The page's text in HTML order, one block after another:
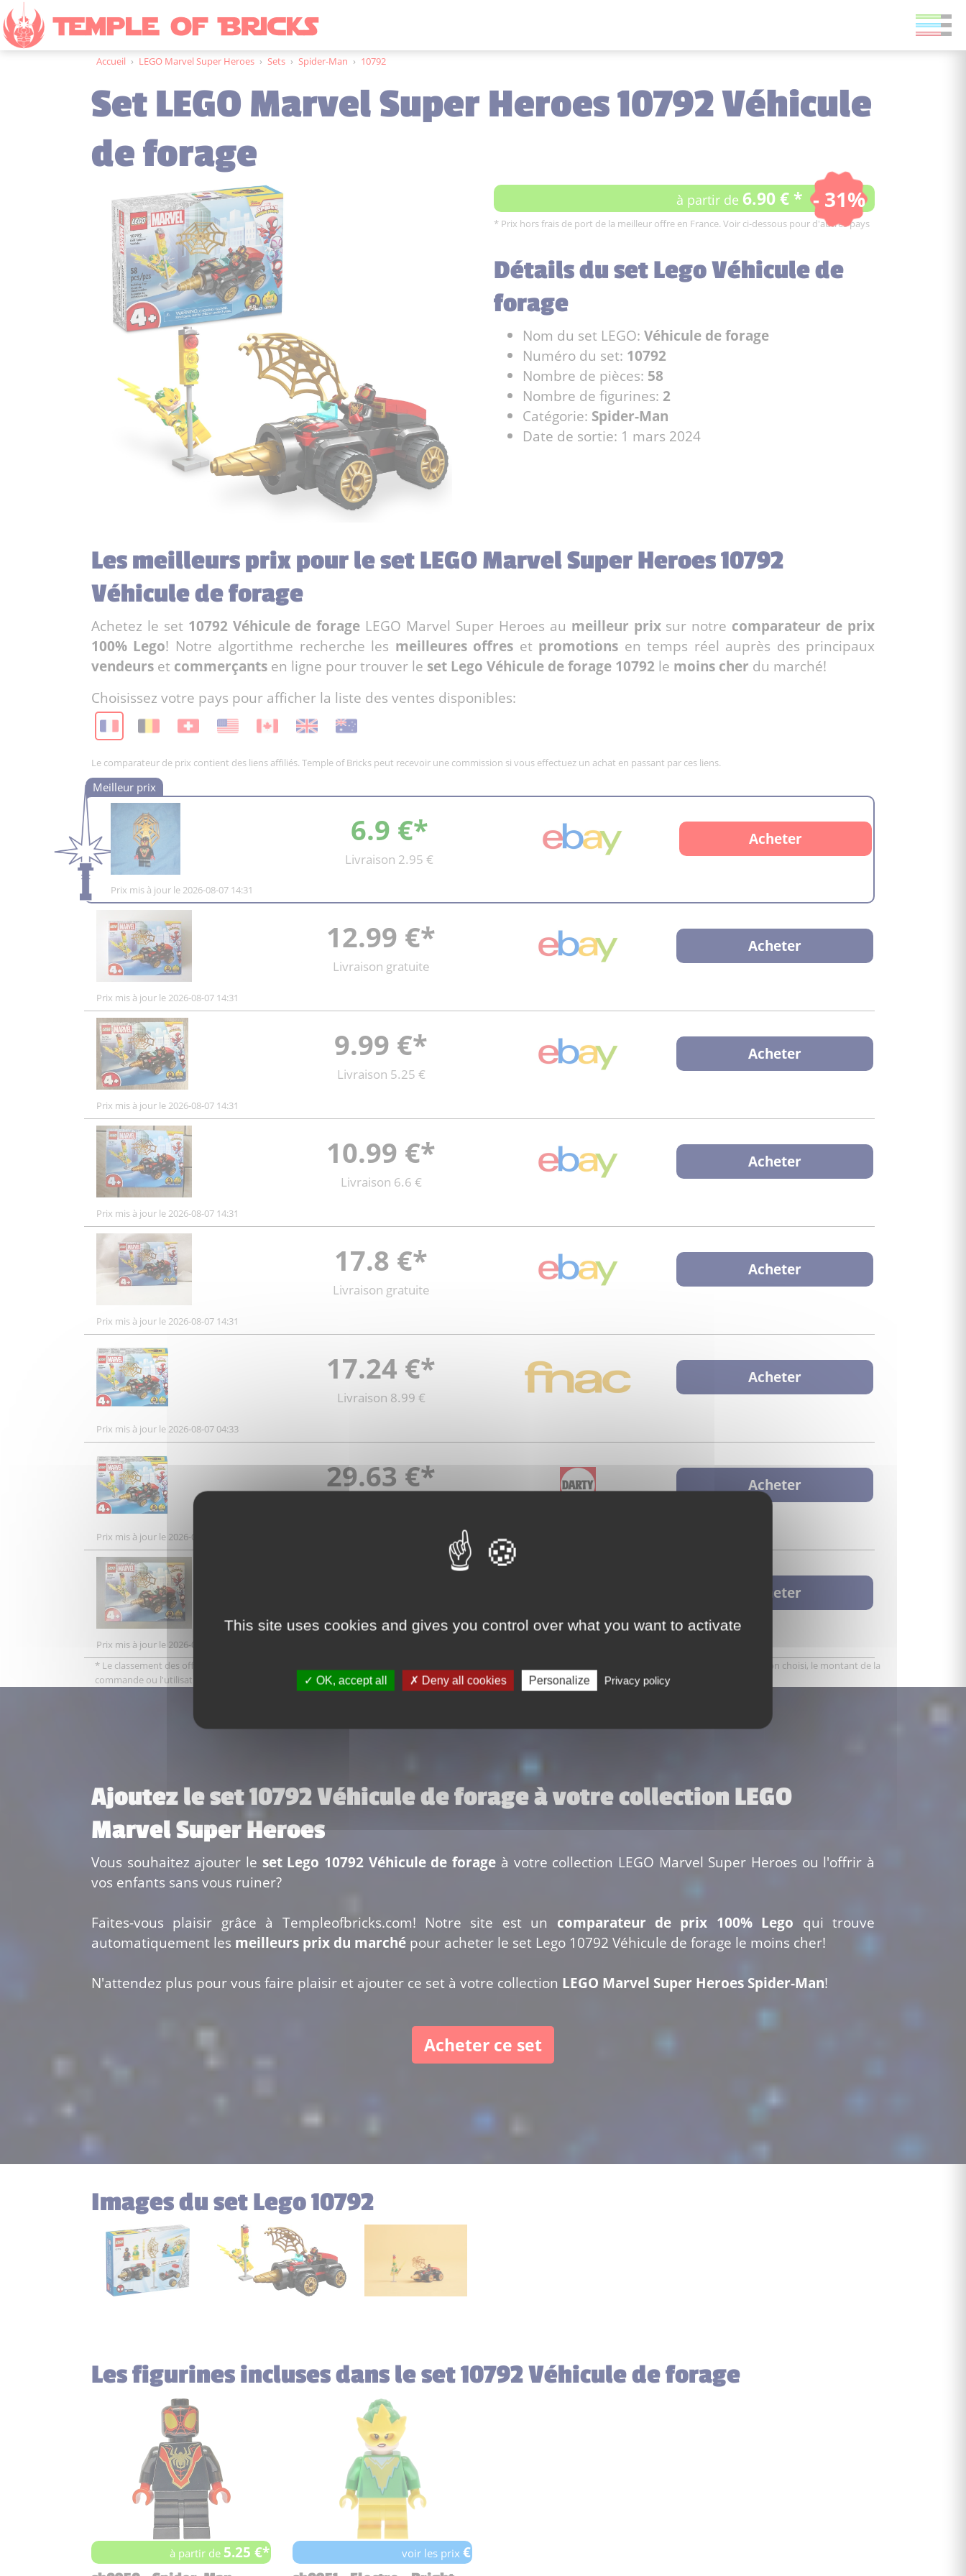
Accueil › LEGO Marvel Super Heroes › Sets › Spider-Man › 10792
Set LEGO Marvel Super Heroes 10792 Véhicule
de forage
à partir de 6.90 € * - 31%
* Prix hors frais de port de la meilleur offre en France. Voir ci-dessous pour d'autres pays
Détails du set Lego Véhicule de
forage
Nom du set LEGO: Véhicule de forage
Numéro du set: 10792
Nombre de pièces: 58
Nombre de figurines: 2
Catégorie: Spider-Man
Date de sortie: 1 mars 2024
Les meilleurs prix pour le set LEGO Marvel Super Heroes 10792
Véhicule de forage
Achetez le set 10792 Véhicule de forage LEGO Marvel Super Heroes au meilleur prixsur notre comparateur de prix
100% Lego! Notre algortithme recherche les meilleures offres et promotions en temps réel auprès des principaux
vendeurs et commerçants en ligne pour trouver le set Lego Véhicule de forage 10792 le moins cher du marché!
Choisissez votre pays pour afficher la liste des ventes disponibles:
Le comparateur de prix contient des liens affiliés. Temple of Bricks peut recevoir une commission si vous effectuez un achat en passant par ces liens.
6.9 €*
Livraison 2.95 €
Acheter
Prix mis à jour le 2026-08-07 14:31
12.99 €*
Livraison gratuite
Acheter
Prix mis à jour le 2026-08-07 14:31
9.99 €*
Livraison 5.25 €
Acheter
Prix mis à jour le 2026-08-07 14:31
10.99 €*
Livraison 6.6 €
Acheter
Prix mis à jour le 2026-08-07 14:31
17.8 €*
Livraison gratuite
Acheter
Prix mis à jour le 2026-08-07 14:31
17.24 €*
Livraison 8.99 €
Acheter
Prix mis à jour le 2026-08-07 04:33
29.63 €* Acheter
Prix mis à jour le 2026-08-07 04:33
Acheter
Prix mis à jour le 2026-08-07 14:31
* Le classement des offres tient compte des frais de port indiqués par le vendeur. Ces frais sont donnés à titre indicatif et peuvent varier selon le type de livraison choisi, le montant de la
commande ou l'utilisation de certains services comme Amazon Prime. Renseignez-vous sur le site du vendeur pour en savoir plus.
Ajoutez le set 10792 Véhicule de forage à votre collection LEGO
Marvel Super Heroes
Vous souhaitez ajouter le set Lego 10792 Véhicule de forage à votre collection LEGO Marvel Super Heroes ou l'offrir à
vos enfants sans vous ruiner?
Faites-vous plaisir grâce à Templeofbricks.com! Notre site est un comparateur de prix 100% Lego qui trouve
automatiquement les meilleurs prix du marché pour acheter le set Lego 10792 Véhicule de forage le moins cher!
N'attendez plus pour vous faire plaisir et ajouter ce set à votre collection LEGO Marvel Super Heroes Spider-Man!
Acheter ce set
Images du set Lego 10792
Les figurines incluses dans le set 10792 Véhicule de forage
à partir de 5.25 €* voir les prix€
This site uses cookies and gives you control over what you want to activate
OK, accept all Deny all cookies Personalize Privacy policy